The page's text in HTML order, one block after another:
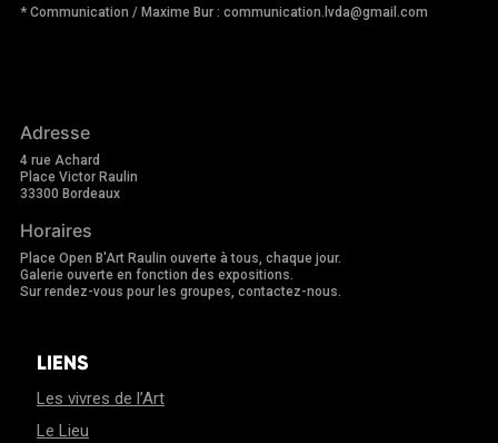
* Communication / Maxime Bur : communication.lvda@gmail.com
Adresse
4 rue Achard
Place Victor Raulin
33300 Bordeaux
Horaires
Place Open B'Art Raulin ouverte à tous, chaque jour.
Galerie ouverte en fonction des expositions.
Sur rendez-vous pour les groupes, contactez-nous.
LIENS
Les vivres de l’Art
Le Lieu